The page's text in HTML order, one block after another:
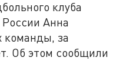
клуба
Анна
команды, за
Об этом сообщили